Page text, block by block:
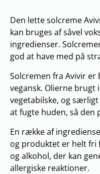
Den lette solcreme
kan bruges af såvel
ingredienser.
god at have med på
Solcremen fra Avivir
vegansk. Olierne brugt
vegetabilske, og
at fugte huden, så den
En række af
og produktet er helt fri
og alkohol, der kan
allergiske reaktioner.